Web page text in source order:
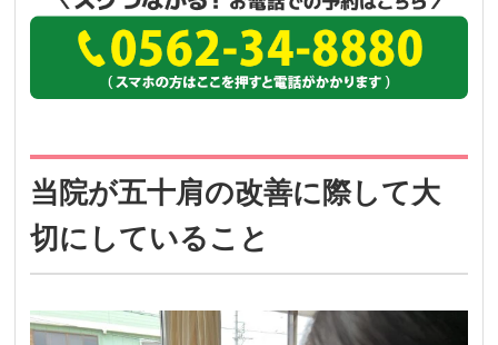
当院が五十肩の改善に際して大
切にしていること